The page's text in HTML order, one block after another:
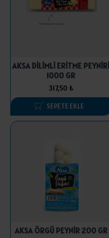
AKSA DİLİMLİ ERİTME PEYNİRİ
1000 GR
317,50 ₺
SEPETE EKLE
AKSA ÖRGÜ PEYNİR 200 GR